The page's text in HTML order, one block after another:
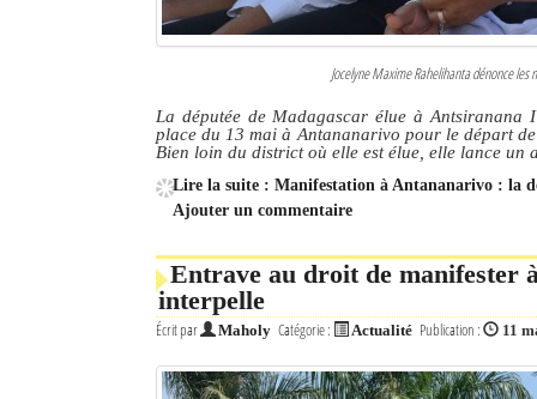
Jocelyne Maxime Rahelihanta dénonce les
La députée de Madagascar élue à
place du 13 mai à Antananarivo pour le départ
Bien loin du district où elle est élue, elle lance un
Lire la suite : Manifestation à Antananarivo : la
Ajouter un commentaire
Entrave au droit de manifester
interpelle
Écrit par Maholy Catégorie : Actualité Publication : 11